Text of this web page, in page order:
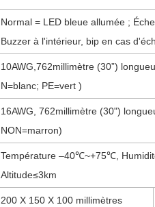
Normal = LED bleue allumée ;
Buzzer à l'intérieur, bip en cas
10AWG,762millimètre (30”)
N=blanc; PE=vert )
16AWG, 762millimètre (30")
NON=marron)
Température –40℃~+75℃,
Altitude≤3km
200 X 150 X 100 millimètres